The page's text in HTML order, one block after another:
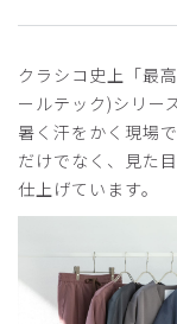
ご購入者様
165cm. 体重
た。シルエットも
クラシコ史上「最
ールテック)シリー
暑く汗をかく現場
だけでなく、見た
仕上げています。